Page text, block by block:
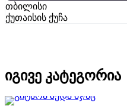
თბილისი
ქუთაისის ქუჩა
იგივე კატეგორია